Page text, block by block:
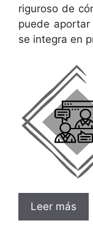
riguroso de
puede
se integra en
Leer más